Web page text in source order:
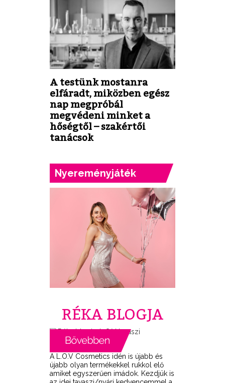
A testünk mostanra
elfáradt, miközben egész
nap megpróbál
megvédeni minket a
hőségtől – szakértői
tanácsok
Nyereményjáték
RÉKA BLOGJA
A L.O.V Cosmetics idén is újabb és
újabb olyan termékekkel rukkol elő
amiket egyszerűen imádok. Kezdjük is